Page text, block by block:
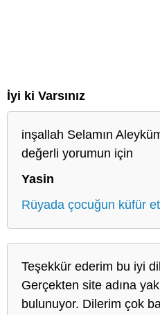
İyi ki Varsınız
inşallah Selamın
değerli yorumun için
Yasin
Rüyada çocuğun küfür
Teşekkür ederim bu iyi
Gerçekten site adına
bulunuyor. Dilerim çok